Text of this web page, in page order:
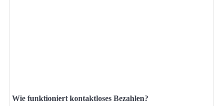
Wie funktioniert kontaktloses Bezahlen?